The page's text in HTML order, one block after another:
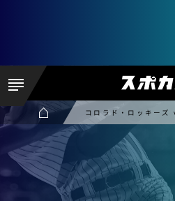
コロラド・ロッキーズ